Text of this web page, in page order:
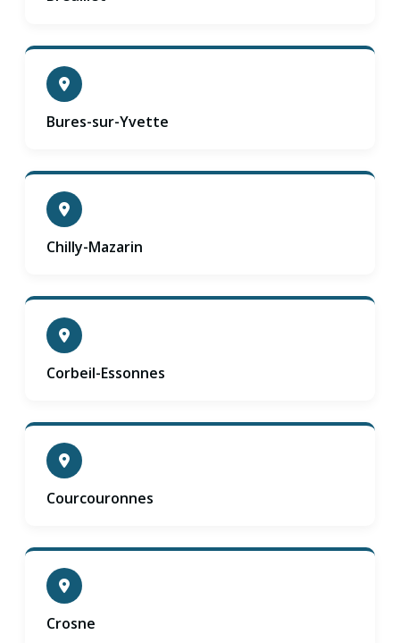
Bures-sur-Yvette
Chilly-Mazarin
Corbeil-Essonnes
Courcouronnes
Crosne